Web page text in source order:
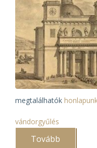
megtalálhatók
vándorgyűlés
Tovább